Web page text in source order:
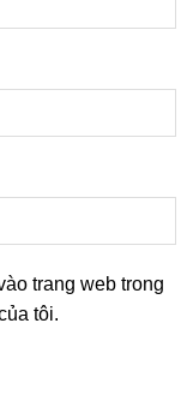
trang web trong
tôi.